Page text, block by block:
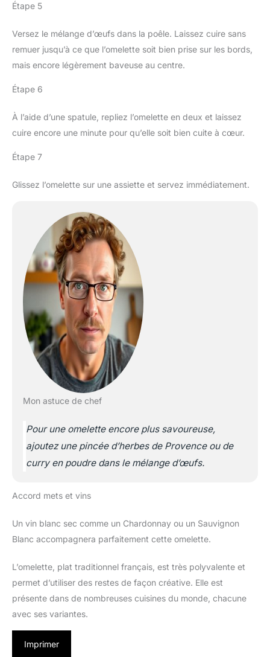
Étape 5
Versez le mélange d’œufs dans la poêle. Laissez cuire sans
remuer jusqu’à ce que l’omelette soit bien prise sur les bords,
mais encore légèrement baveuse au centre.
Étape 6
À l’aide d’une spatule, repliez l’omelette en deux et laissez
cuire encore une minute pour qu’elle soit bien cuite à cœur.
Étape 7
Glissez l’omelette sur une assiette et servez immédiatement.
Mon astuce de chef
Pour une omelette encore plus savoureuse,
ajoutez une pincée d’herbes de Provence ou de
curry en poudre dans le mélange d’œufs.
Accord mets et vins
Un vin blanc sec comme un Chardonnay ou un Sauvignon
Blanc accompagnera parfaitement cette omelette.
L’omelette, plat traditionnel français, est très polyvalente et
permet d’utiliser des restes de façon créative. Elle est
présente dans de nombreuses cuisines du monde, chacune
avec ses variantes.
Imprimer